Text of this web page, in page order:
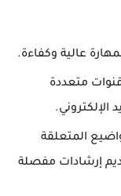
عالية وكفاءة.
متعددة
الإلكتروني.
المتعلقة
إرشادات مفصلة